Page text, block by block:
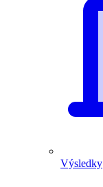
Výsledky